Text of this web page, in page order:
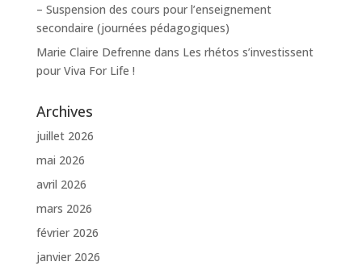
– Suspension des cours pour l’enseignement
secondaire (journées pédagogiques)
Marie Claire Defrenne dans Les rhétos s’investissent
pour Viva For Life !
Archives
juillet 2026
mai 2026
avril 2026
mars 2026
février 2026
janvier 2026